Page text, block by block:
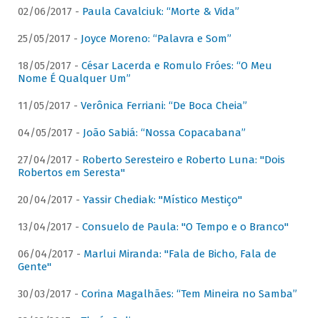
02/06/2017 - Paula Cavalciuk: “Morte & Vida”
25/05/2017 - Joyce Moreno: “Palavra e Som”
18/05/2017 - César Lacerda e Romulo Fróes: “O Meu
Nome É Qualquer Um”
11/05/2017 - Verônica Ferriani: “De Boca Cheia”
04/05/2017 - João Sabiá: “Nossa Copacabana”
27/04/2017 - Roberto Seresteiro e Roberto Luna: "Dois
Robertos em Seresta"
20/04/2017 - Yassir Chediak: "Místico Mestiço"
13/04/2017 - Consuelo de Paula: "O Tempo e o Branco"
06/04/2017 - Marlui Miranda: "Fala de Bicho, Fala de
Gente"
30/03/2017 - Corina Magalhães: “Tem Mineira no Samba”